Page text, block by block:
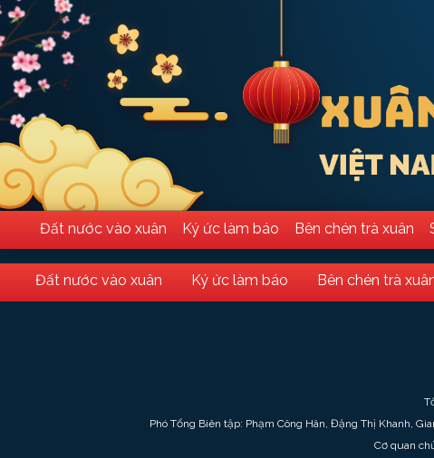
Đất nước vào xuân Ký ức làm báo Bên chén trà xuân
Đất nước vào xuân Ký ức làm báo Bên chén trà
Phó Tổng Biên tập: Phạm Công Hân, Đặng Thị Khanh,
Cơ quan